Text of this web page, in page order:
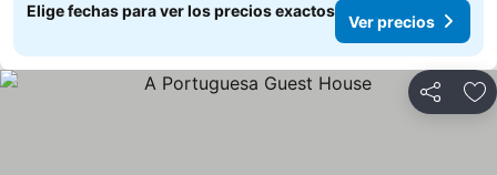
Elige fechas para ver los precios exactos
Ver precios
Compartir